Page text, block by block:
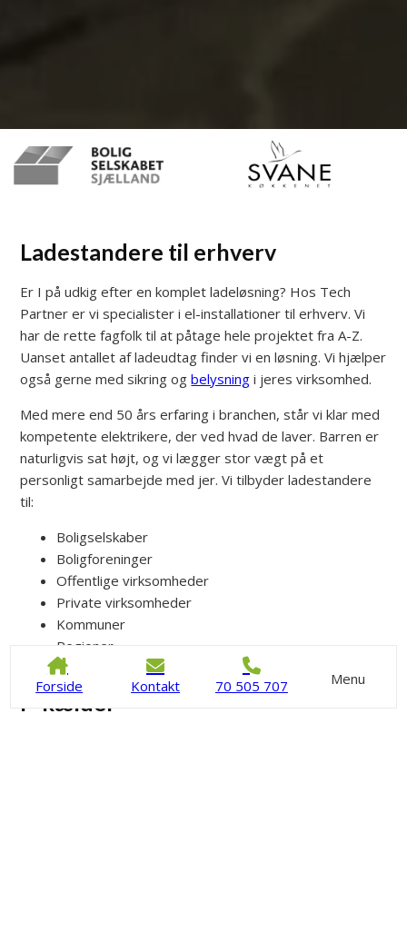
Forside Kontakt 70 505 707 Menu
Ladestandere til erhverv
Er I på udkig efter en komplet ladeløsning? Hos Tech
Partner er vi specialister i el-installationer til erhverv. Vi
har de rette fagfolk til at påtage hele projektet fra A-Z.
Uanset antallet af ladeudtag finder vi en løsning. Vi hjælper
også gerne med sikring ogbelysning i jeres virksomhed.
Med mere end 50 års erfaring i branchen, står vi klar med
kompetente elektrikere, der ved hvad de laver. Barren er
naturligvis sat højt, og vi lægger stor vægt på et
personligt samarbejde med jer. Vi tilbyder ladestandere
til:
Boligselskaber
Boligforeninger
Offentlige virksomheder
Private virksomheder
Kommuner
Regioner
P-kælder